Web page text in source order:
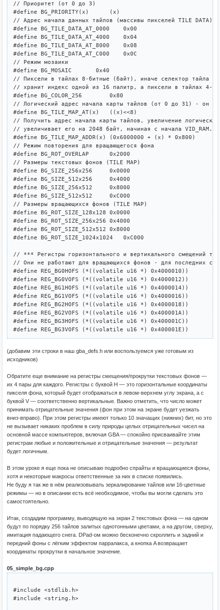
// Приоритет (от 0 до 3)
#define BG_PRIORITY(x)      (x)
// Адрес начала данных тайлов (массивы пикселей TILE DATA)
#define BG_TILE_DATA_AT_0000    0x00
#define BG_TILE_DATA_AT_4000    0x04
#define BG_TILE_DATA_AT_8000    0x08
#define BG_TILE_DATA_AT_C000    0x0C
// Режим мозаики
#define BG_MOSAIC       0x40
// Пиксели в тайлах 8-битные (байт), иначе селектор тайла
// хранит индекс одной из 16 палитр, а пиксели в тайлах 4-
#define BG_COLOR_256        0x80
// Логический адрес начала карты тайлов (от 0 до 31) - он
#define BG_TILE_MAP_AT(x)   ((x)<<8)
// Получить адрес начала карты тайлов, увеличение
// увеличивает его на 2048 байт, начиная с начала VID_RAM.
#define BG_TILE_MAP_ADDR(x) (0x6000000 + (x) * 0x800)
// Режим повторения для вращающегося фона
#define BG_ROT_OVERLAP      0x2000
// Размеры текстовых фонов (TILE MAP)
#define BG_SIZE_256x256     0x0000
#define BG_SIZE_512x256     0x4000
#define BG_SIZE_256x512     0x8000
#define BG_SIZE_512x512     0xC000
// Размеры вращающихся фонов (TILE MAP)
#define BG_ROT_SIZE_128x128 0x0000
#define BG_ROT_SIZE_256x256 0x4000
#define BG_ROT_SIZE_512x512 0x8000
#define BG_ROT_SIZE_1024x1024   0xC000
// *** Регистры горизонтального и вертикального смещений
// Они не работают для вращающихся фонов - для последних
#define REG_BG0HOFS (*((volatile u16 *) 0x4000010))
#define REG_BG0VOFS (*((volatile u16 *) 0x4000012))
#define REG_BG1HOFS (*((volatile u16 *) 0x4000014))
#define REG_BG1VOFS (*((volatile u16 *) 0x4000016))
#define REG_BG2HOFS (*((volatile u16 *) 0x4000018))
#define REG_BG2VOFS (*((volatile u16 *) 0x400001A))
#define REG_BG3HOFS (*((volatile u16 *) 0x400001C))
(добавим эти строки в наш gba_defs.h или воспользуемся уже готовым из
исходников)
Обратите еще внимание на регистры смещения/прокрутки текстовых фонов —
их 4 пары для каждого. Регистры с буквой H — это горизонтальные координаты
пикселя фона, который будет отображаться в левом-верхнем углу экрана, а с
буквой V — соответственно вертикальные. Важно отметить, что число может
принимать отрицательные значения (фон при этом на экране будет уезжать
вниз-вправо). При этом регистры имеют только 10 значащих (нижних) бит, но это
не вызывает никаких проблем в силу природы целых отрицательных чисел на
основной массе компьютеров, включая GBA — спокойно присваивайте этим
регистрам любые и положительные и отрицательные значения — результат
будет логичным.
В этом уроке я еще пока не описываю подробно спрайты и вращающиеся фоны,
хотя и некоторые макросы ответственные за них в списке появились.
Не буду я так же в нём реализовывать зеркалирование тайлов или 16-цветные
режимы — но в описании есть всё необходимое, чтобы вы могли сделать это
самостоятельно.
Итак, создадим программу, выводящую на экран 2 текстовых фона — на одном
будут по порядку 256 тайлов залитых однотонными цветами, а на другом, сверху,
имитация падающего снега. DPad-ом можно бесконечно скроллить и задний и
передний фоны с лёгким эффектом парралакса, а кнопка A возвращает
координаты прокрутки в начальное значение.
05_simple_bg.cpp
#include <stdlib.h>
#include <string.h>